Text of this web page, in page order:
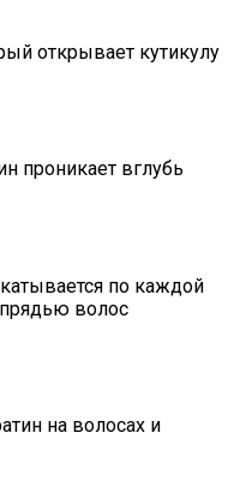
открывает кутикулу
проникает вглубь
по каждой
прядью волос
на волосах и